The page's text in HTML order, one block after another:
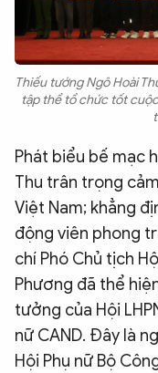
Thiếu tướng Ngô Hoài
tập thể tổ chức tốt
Phát biểu bế mạc
Thu trân trọng
Việt Nam; khẳng
động viên phong
chí Phó Chủ tịch
Phương đã thể
tưởng của Hội
nữ CAND. Đây là
Hội Phụ nữ Bộ